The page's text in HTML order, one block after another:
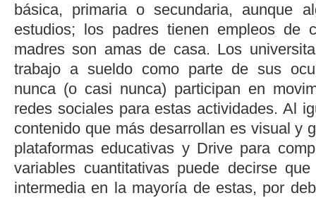
básica, primaria o secundaria, aunque
estudios; los padres tienen empleos de
madres son amas de casa. Los
trabajo a sueldo como parte de sus
nunca (o casi nunca) participan en
redes sociales para estas actividades. Al
contenido que más desarrollan es visual y
plataformas educativas y Drive para
variables cuantitativas puede decirse
intermedia en la mayoría de estas, por